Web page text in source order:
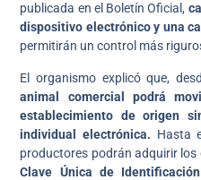
publicada en el Boletín Oficial,
dispositivo electrónico y una
permitirán un control más
El organismo explicó que,
animal comercial podrá
establecimiento de origen
individual electrónica. Hasta
productores podrán adquirir
Clave Única de